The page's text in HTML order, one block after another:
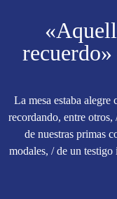
La mesa estaba alegre
recordando, entre
de nuestras primas
modales, / de un